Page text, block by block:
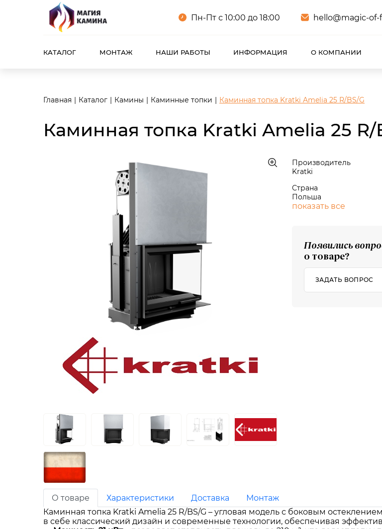
<meta name="robots" content="noindex, follow"/>
Пн-Пт с 10:00 до 18:00
hello@magic-
КАТАЛОГ МОНТАЖ НАШИ РАБОТЫ ИНФОРМАЦИЯ О КОМПАНИИ
Главная Каталог Камины Каминные топки Каминная топка Kratki Amelia 25 R/BS/G
Каминная топка Kratki Amelia 25 R/
Производитель
Kratki
Страна
Польша
показать все
Появились
о товаре?
ЗАДАТЬ ВОПРОС
О товаре Характеристики Доставка
Монтаж
Каминная топка Kratki Amelia 25 R/BS/G – угловая модель с боковым
в себе классический дизайн и современные технологии, обеспечивая